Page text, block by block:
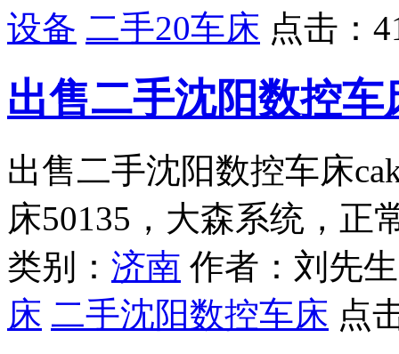
设备 二手20车床 点击：
出售二手沈阳数控车
出售二手沈阳数控车床
床50135，大森系统，正
类别： 济南 作者：刘先
床 二手沈阳数控车床 点